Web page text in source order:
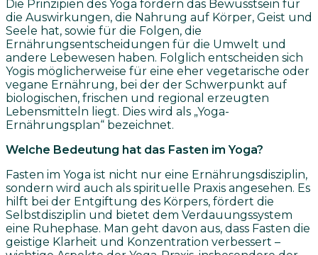
Die Prinzipien des Yoga fördern das Bewusstsein für
die Auswirkungen, die Nahrung auf Körper, Geist und
Seele hat, sowie für die Folgen, die
Ernährungsentscheidungen für die Umwelt und
andere Lebewesen haben. Folglich entscheiden sich
Yogis möglicherweise für eine eher vegetarische oder
vegane Ernährung, bei der der Schwerpunkt auf
biologischen, frischen und regional erzeugten
Lebensmitteln liegt. Dies wird als „Yoga-
Ernährungsplan“ bezeichnet.
Welche Bedeutung hat das Fasten im Yoga?
Fasten im Yoga ist nicht nur eine Ernährungsdisziplin,
sondern wird auch als spirituelle Praxis angesehen. Es
hilft bei der Entgiftung des Körpers, fördert die
Selbstdisziplin und bietet dem Verdauungssystem
eine Ruhephase. Man geht davon aus, dass Fasten die
geistige Klarheit und Konzentration verbessert –